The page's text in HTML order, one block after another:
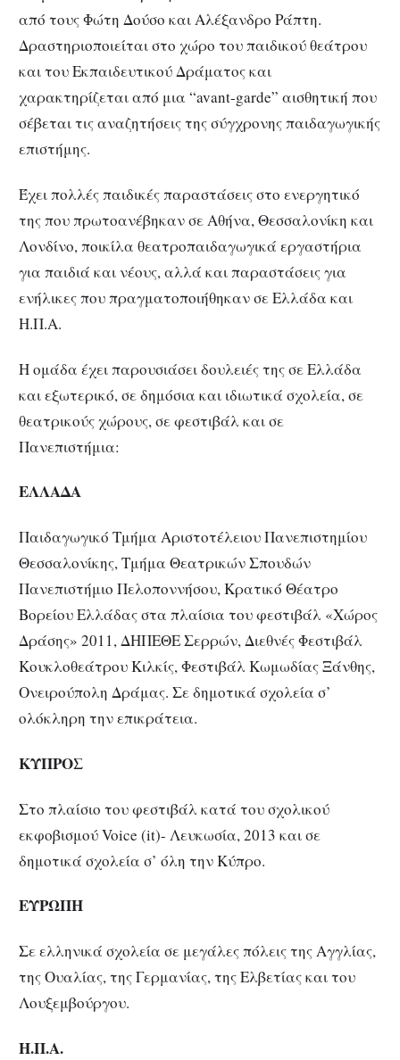
από τους Φώτη Δούσο και Αλέξανδρο Ράπτη.
Δραστηριοποιείται στο χώρο του παιδικού θεάτρου
και του Εκπαιδευτικού Δράματος και
χαρακτηρίζεται από μια “avant-garde” αισθητική που
σέβεται τις αναζητήσεις της σύγχρονης παιδαγωγικής
επιστήμης.
Έχει πολλές παιδικές παραστάσεις στο ενεργητικό
της που πρωτοανέβηκαν σε Αθήνα, Θεσσαλονίκη και
Λονδίνο, ποικίλα θεατροπαιδαγωγικά εργαστήρια
για παιδιά και νέους, αλλά και παραστάσεις για
ενήλικες που πραγματοποιήθηκαν σε Ελλάδα και
Η.Π.Α.
Η ομάδα έχει παρουσιάσει δουλειές της σε Ελλάδα
και εξωτερικό, σε δημόσια και ιδιωτικά σχολεία, σε
θεατρικούς χώρους, σε φεστιβάλ και σε
Πανεπιστήμια:
ΕΛΛAΔΑ
Παιδαγωγικό Τμήμα Αριστοτέλειου Πανεπιστημίου
Θεσσαλονίκης, Τμήμα Θεατρικών Σπουδών
Πανεπιστήμιο Πελοποννήσου, Κρατικό Θέατρο
Βορείου Ελλάδας στα πλαίσια του φεστιβάλ «Χώρος
Δράσης» 2011, ΔΗΠΕΘΕ Σερρών, Διεθνές Φεστιβάλ
Κουκλοθεάτρου Κιλκίς, Φεστιβάλ Κωμωδίας Ξάνθης,
Ονειρούπολη Δράμας. Σε δημοτικά σχολεία σ’
ολόκληρη την επικράτεια.
ΚΥΠΡΟΣ
Στο πλαίσιο του φεστιβάλ κατά του σχολικού
εκφοβισμού Voice (it)- Λευκωσία, 2013 και σε
δημοτικά σχολεία σ’ όλη την Κύπρο.
ΕΥΡΩΠΗ
Σε ελληνικά σχολεία σε μεγάλες πόλεις της Αγγλίας,
της Ουαλίας, της Γερμανίας, της Ελβετίας και του
Λουξεμβούργου.
Η.Π.Α.